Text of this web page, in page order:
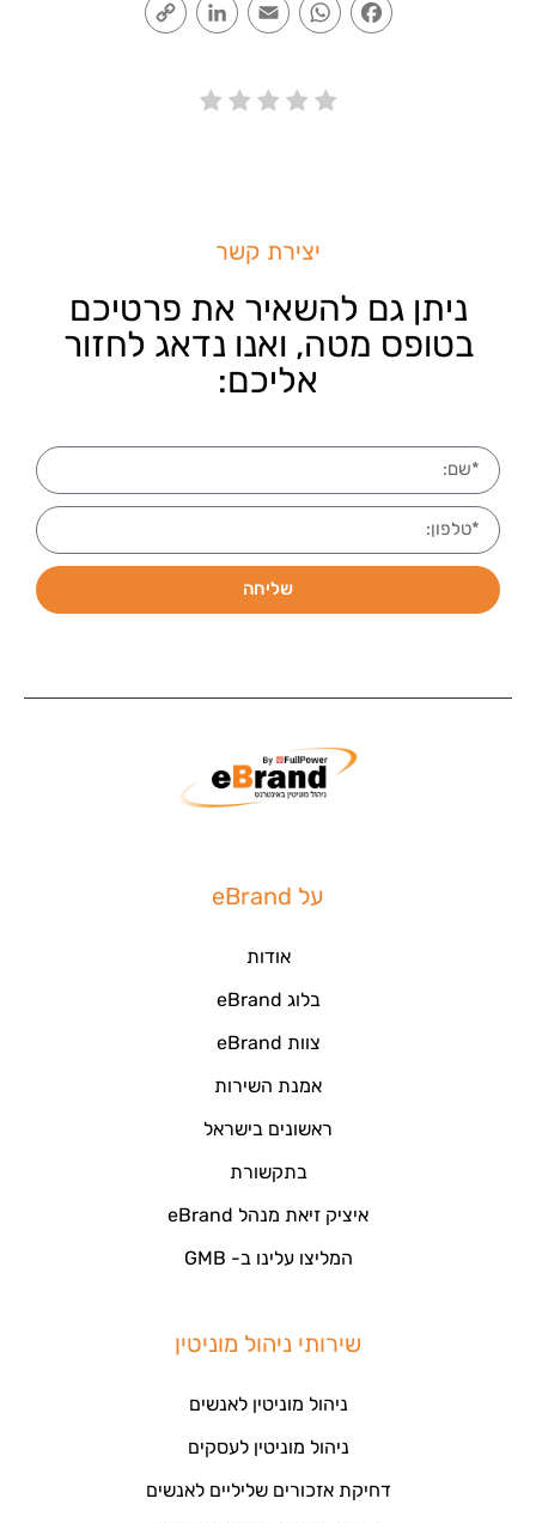
Facebook
WhatsApp
Email
LinkedIn
יצירת קשר
ניתן גם להשאיר את פרטיכם
בטופס מטה, ואנו נדאג לחזור
אליכם:
שליחה
על eBrand
אודות
בלוג eBrand
צוות eBrand
אמנת השירות
ראשונים בישראל
בתקשורת
איציק זיאת מנהל eBrand
המליצו עלינו ב- GMB
שירותי ניהול מוניטין
ניהול מוניטין לאנשים
ניהול מוניטין לעסקים
דחיקת אזכורים שליליים לאנשים